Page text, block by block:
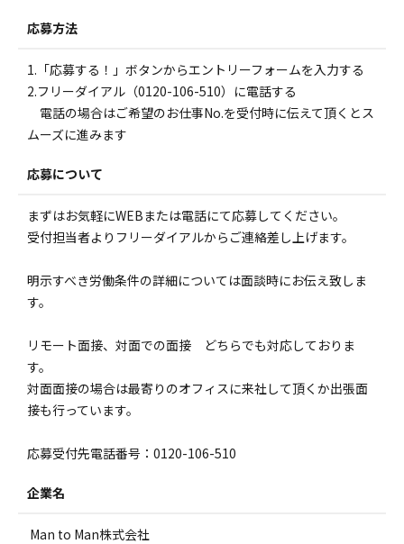
応募方法
1.「応募する！」ボタンからエントリーフォームを入力する
2.フリーダイアル（0120-106-510）に電話する
電話の場合はご希望のお仕事No.を受付時に伝えて頂くとス
ムーズに進みます
応募について
まずはお気軽にWEBまたは電話にて応募してください。
受付担当者よりフリーダイアルからご連絡差し上げます。
明示すべき労働条件の詳細については面談時にお伝え致しま
す。
リモート面接、対面での面接 どちらでも対応しておりま
す。
対面面接の場合は最寄りのオフィスに来社して頂くか出張面
接も行っています。
応募受付先電話番号：0120-106-510
企業名
Man to Man株式会社